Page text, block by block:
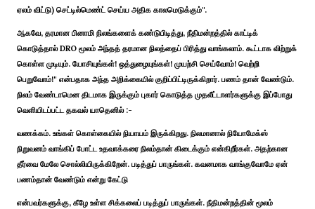
ஏலம் விட்டு) செட்டில்மெண்ட் செய்ய அதிக காலமெடுக்கும்".
ஆகவே, தரமான பினாமி நிலங்களைக் கண்டுபிடித்து, நீதிமன்றத்தில் காட்டிக்
கொடுத்தால் DRO மூலம் அந்தத் தரமான நிலத்தைப் பிரித்து வாங்கலாம். கூட்டாக விற்றுக்
கொள்ள முடியும். யோசியுங்கள்! ஒத்துழையுங்கள்! முயற்சி செய்வோம்! வெற்றி
பெறுவோம்!" என்பதாக அந்த அறிக்கையில் குறிப்பிட்டிருக்கிறார். பணம் தான் வேண்டும்.
நிலம் வேண்டாமென திடமாக இருக்கும் புகார் கொடுத்த முதலீட்டாளர்களுக்கு இப்போது
வெளியிடப்பட்ட தகவல் யாதெனில் :-
வணக்கம். உங்கள் கொள்கையில் நியாயம் இருக்கிறது. நிலமானால் நியோமேக்ஸ்
நிறுவனம் வாங்கிப் போட்ட உதவாக்கரை நிலம்தான் கிடைக்கும் என்கிறீர்கள். அதற்கான
தீர்வை மேலே சொல்லியிருக்கிறேன். படித்துப் பாருங்கள். கவனமாக வாங்குவோமே ஏன்
பணம்தான் வேண்டும் என்று கேட்டு
என்பவர்களுக்கு, கீழே உள்ள சிக்கலைப் படித்துப் பாருங்கள். நீதிமன்றத்தின் மூலம்